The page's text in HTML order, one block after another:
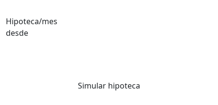
Hipoteca/mes
desde
Simular hipoteca